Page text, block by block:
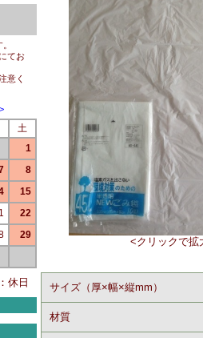
てお
意く
土
1
8
15
22
29
：休日
<クリックで拡
サイズ（厚×幅×縦mm）
材質